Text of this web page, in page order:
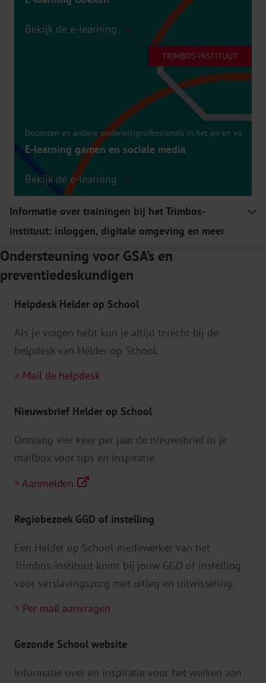
Bekijk de e-learning
TRIMBOS-INSTITUUT
Docenten en andere onderwijsprofessionals in het po en vo
E-learning gamen en sociale media
Bekijk de e-learning
Informatie over trainingen bij het Trimbos-
instituut: inloggen, digitale omgeving en meer
Ondersteuning voor GSA’s en
preventiedeskundigen
Helpdesk Helder op School
Als je vragen hebt kun je altijd terecht bij de
helpdesk van Helder op School.
> Mail de helpdesk
Nieuwsbrief Helder op School
Ontvang vier keer per jaar de nieuwsbrief in je
mailbox voor tips en inspiratie.
> Aanmelden
Regiobezoek GGD of instelling
Een Helder op School-medewerker van het
Trimbos-instituut komt bij jouw GGD of instelling
voor verslavingszorg met uitleg en uitwisseling.
> Per mail aanvragen
Gezonde School website
Informatie over en inspiratie voor het werken aan